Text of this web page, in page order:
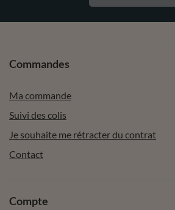
Commandes
Ma commande
Suivi des colis
Je souhaite me rétracter du contrat
Contact
Compte